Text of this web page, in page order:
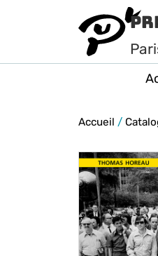
Accueil /